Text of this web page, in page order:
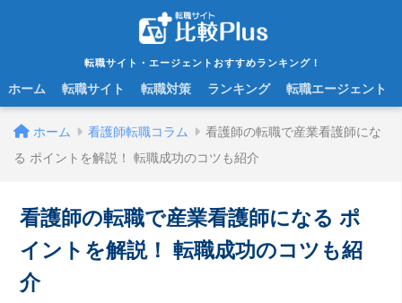
転職サイト・エージェントおすすめランキング！
ホーム 転職サイト 転職対策 ランキング 転職エージェント
ホーム 看護師転職コラム
看護師の転職で産業看護師にな
る ポイントを解説！ 転職成功のコツも紹介
看護師の転職で産業看護師になる ポ
イントを解説！ 転職成功のコツも紹
介